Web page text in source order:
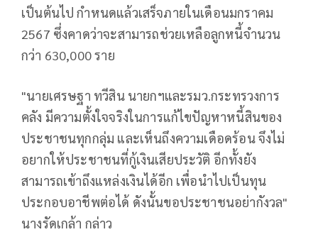
เป็นต้นไป กำหนดแล้วเสร็จภายในเดือนมกราคม
2567 ซึ่งคาดว่าจะสามารถช่วยเหลือลูกหนี้จำนวน
กว่า 630,000 ราย
"นายเศรษฐา ทวีสิน นายกฯและรมว.กระทรวงการ
คลัง มีความตั้งใจจริงในการแก้ไขปัญหาหนี้สินของ
ประชาชนทุกกลุ่ม และเห็นถึงความเดือดร้อน จึงไม่
อยากให้ประชาชนที่กู้เงินเสียประวัติ อีกทั้งยัง
สามารถเข้าถึงแหล่งเงินได้อีก เพื่อนำไปเป็นทุน
ประกอบอาชีพต่อได้ ดังนั้นขอประชาชนอย่ากังวล"
นางรัดเกล้า กล่าว